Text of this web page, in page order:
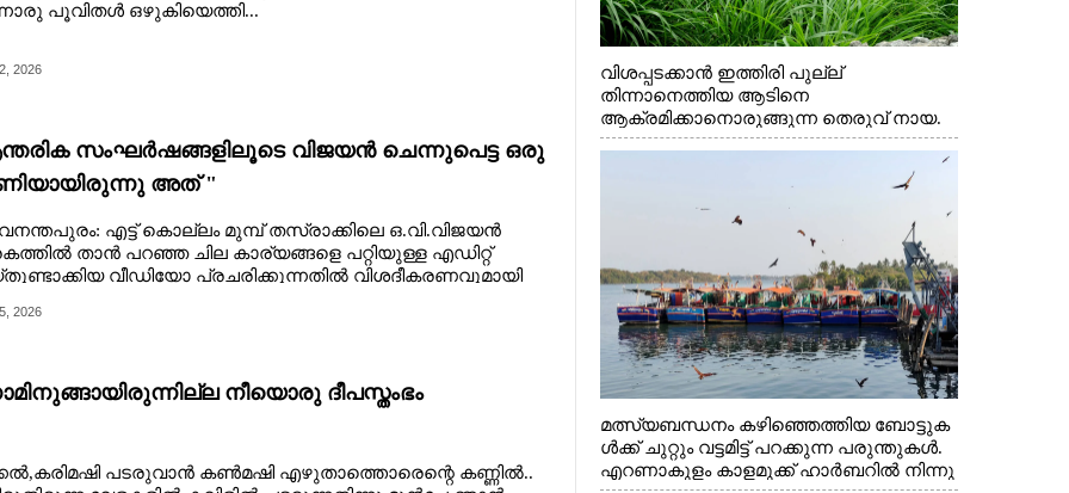
പൂവിതൾ ഒഴുകിയെത്തി...
2026
സംഘർഷങ്ങളിലൂടെ വിജയൻ ചെന്നുപെട്ട ഒരു
അത് "
എട്ട് കൊല്ലം മുമ്പ് തസ്രാക്കിലെ ഒ.വി.വിജയൻ
താൻ പറഞ്ഞ ചില കാര്യങ്ങളെ പറ്റിയുള്ള എഡിറ്റ്
വീഡിയോ പ്രചരിക്കുന്നതിൽ വിശദീകരണവുമായി
2026
നീയൊരു ദീപസ്തംഭം
പടരുവാൻ കൺമഷി എഴുതാത്തൊരെന്റെ കണ്ണിൽ..
വിശപ്പടക്കാൻ ഇത്തിരി പുല്ല്
തിന്നാനെത്തിയ ആടിനെ
ആക്രമിക്കാനൊരുങ്ങുന്ന തെരുവ് നായ.
എറണാകുളം വാത്തുരുത്തിയിൽ നിന്നുള്ള
മത്സ്യബന്ധനം കഴിഞ്ഞെത്തിയ ബോട്ടുക
ൾക്ക് ചുറ്റും വട്ടമിട്ട് പറക്കുന്ന പരുന്തുകൾ.
എറണാകുളം കാളമുക്ക് ഹാർബറിൽ നിന്നു